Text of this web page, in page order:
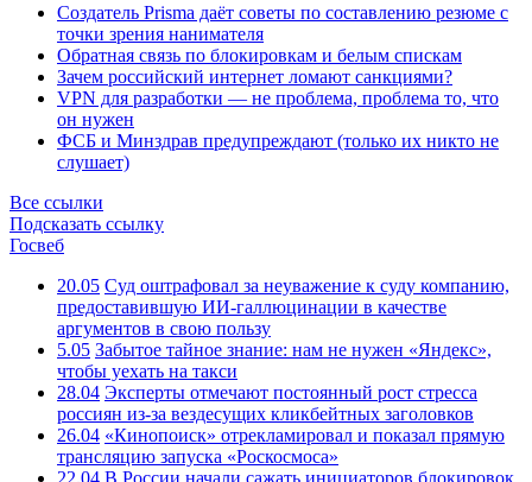
Создатель Prisma даёт советы по составлению резюме с
точки зрения нанимателя
Обратная связь по блокировкам и белым спискам
Зачем российский интернет ломают санкциями?
VPN для разработки — не проблема, проблема то, что
он нужен
ФСБ и Минздрав предупреждают (только их никто не
слушает)
Все ссылки
Подсказать ссылку
Госвеб
20.05 Суд оштрафовал за неуважение к суду компанию,
предоставившую ИИ-галлюцинации в качестве
аргументов в свою пользу
5.05 Забытое тайное знание: нам не нужен «Яндекс»,
чтобы уехать на такси
28.04 Эксперты отмечают постоянный рост стресса
россиян из-за вездесущих кликбейтных заголовков
26.04 «Кинопоиск» отрекламировал и показал прямую
трансляцию запуска «Роскосмоса»
22.04 В России начали сажать инициаторов блокировок